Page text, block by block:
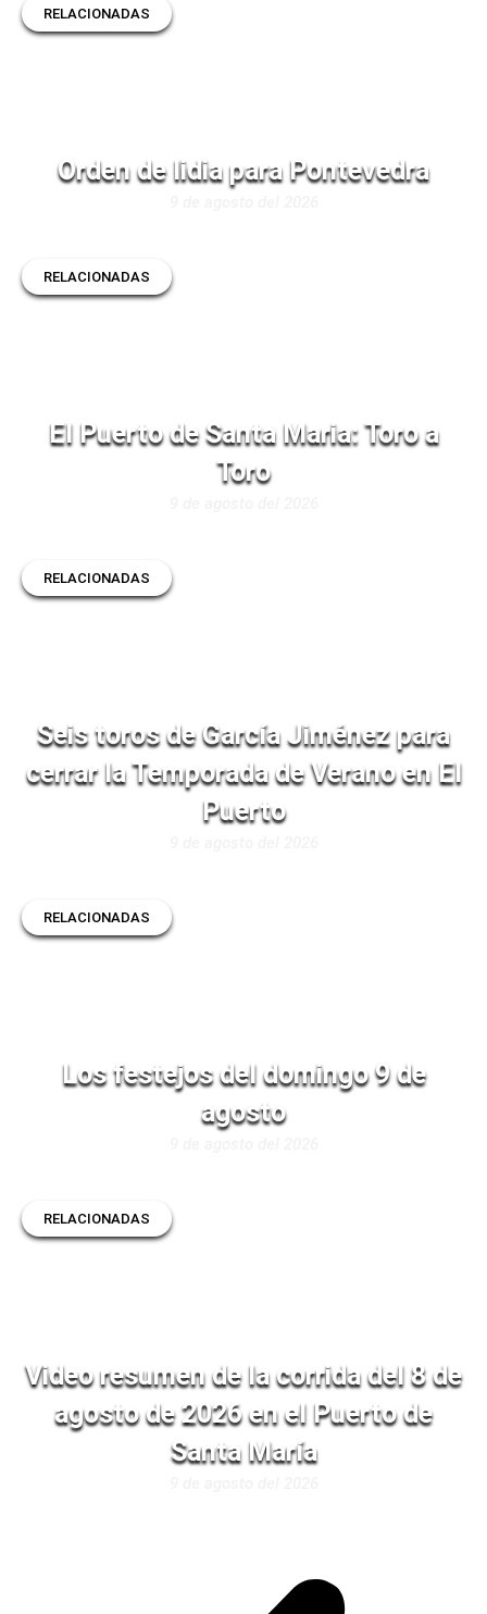
RELACIONADAS
Orden de lidia para Pontevedra
RELACIONADAS
El Puerto de Santa Maria: Toro a
Toro
RELACIONADAS
Seis toros de García Jiménez para
cerrar la Temporada de Verano en El
Puerto
RELACIONADAS
Los festejos del domingo 9 de
agosto
RELACIONADAS
Video resumen de la corrida del 8 de
agosto de 2026 en el Puerto de
Santa María